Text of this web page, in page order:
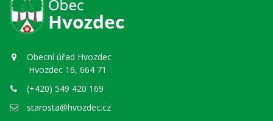
Obecní úřad Hvozdec
Hvozdec 16, 664 71
(+420) 549 420 169
starosta@hvozdec.cz